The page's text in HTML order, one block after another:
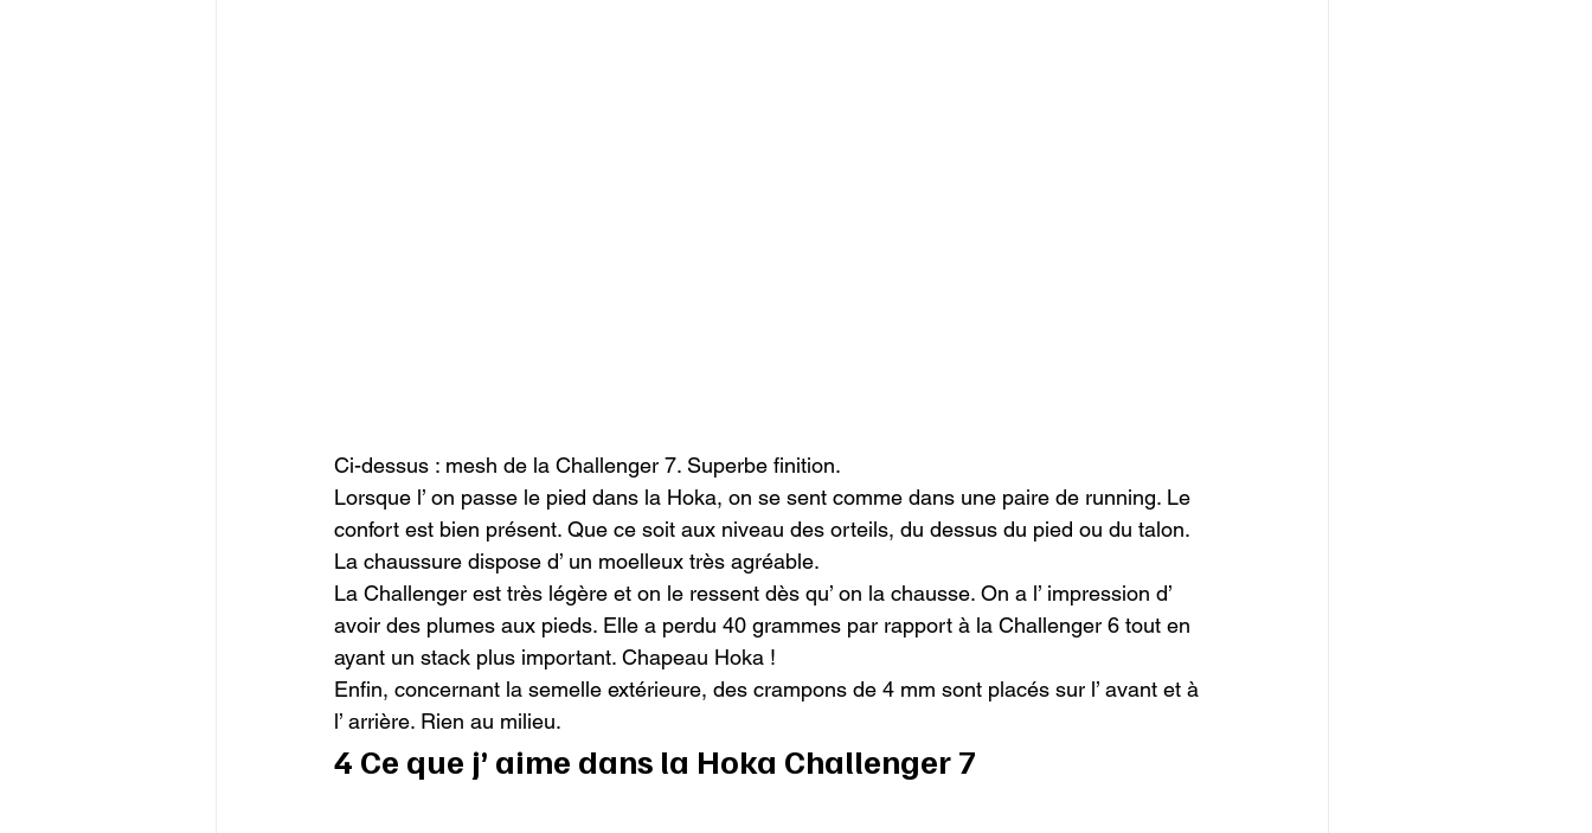
Ci-dessus : mesh de la Challenger 7. Superbe finition.
Lorsque l’ on passe le pied dans la Hoka, on se sent comme dans une paire de running. Le
confort est bien présent. Que ce soit aux niveau des orteils, du dessus du pied ou du talon.
La chaussure dispose d’ un moelleux très agréable.
La Challenger est très légère et on le ressent dès qu’ on la chausse. On a l’ impression d’
avoir des plumes aux pieds. Elle a perdu 40 grammes par rapport à la Challenger 6 tout en
ayant un stack plus important. Chapeau Hoka !
Enfin, concernant la semelle extérieure, des crampons de 4 mm sont placés sur l’ avant et à
l’ arrière. Rien au milieu.
4 Ce que j’ aime dans la Hoka Challenger 7